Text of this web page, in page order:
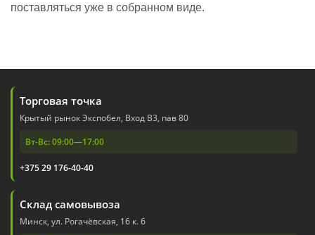
поставляться уже в собранном виде.
Торговая точка
Крытый рынок Экспобел, Вход В3, пав 80
Вт-Вс: 09:00—17:00
+375 29 176-40-40
Склад самовывоза
Минск, ул. Рогачёвская, 16 к. 6